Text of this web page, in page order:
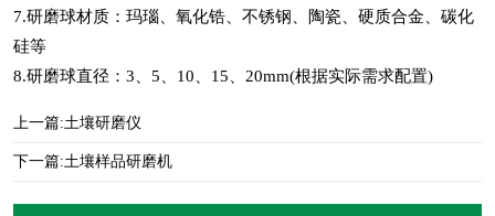
7.研磨球材质：玛瑙、氧化锆、不锈钢、陶瓷、硬质合金、碳化
硅等
8.研磨球直径：3、5、10、15、20mm(根据实际需求配置)
上一篇:土壤研磨仪
下一篇:土壤样品研磨机